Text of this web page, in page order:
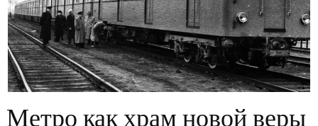
Метро как храм новой веры